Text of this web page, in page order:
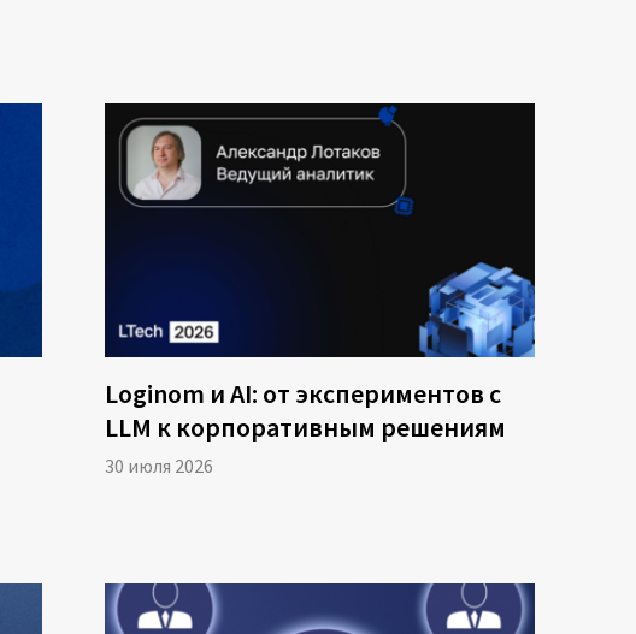
Loginom и AI: от экспериментов с
LLM к корпоративным решениям
30 июля 2026